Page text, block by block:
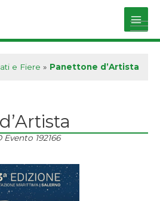
Main
e Fiere » Panettone d’Artista
Evento 192166